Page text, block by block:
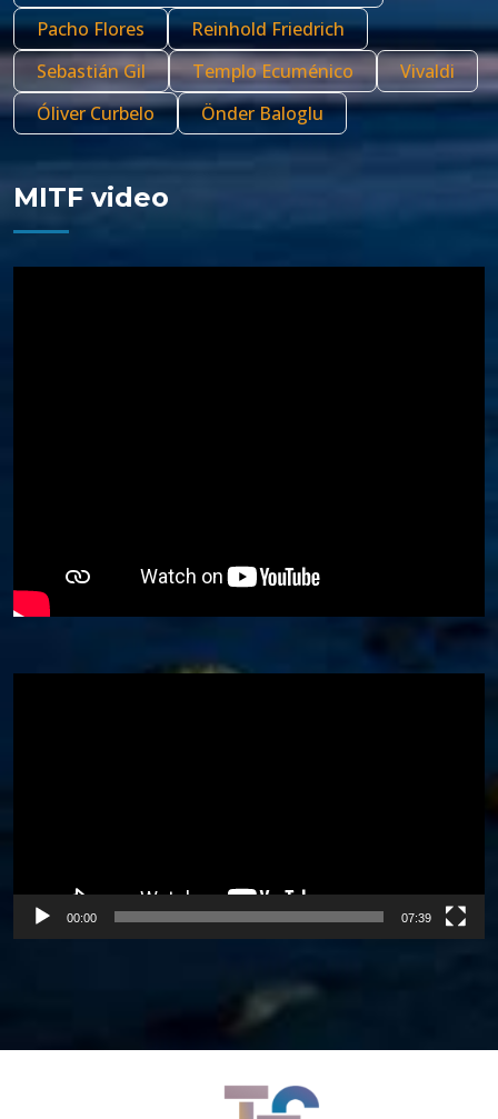
Pacho Flores
Reinhold Friedrich
Sebastián Gil
Templo Ecuménico
Vivaldi
Óliver Curbelo
Önder Baloglu
MITF video
00:00 07:39